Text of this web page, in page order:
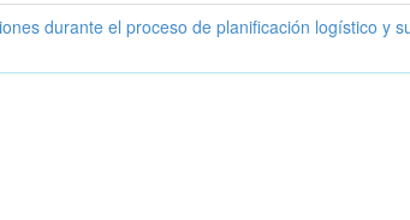
durante el proceso de planificación logístico y